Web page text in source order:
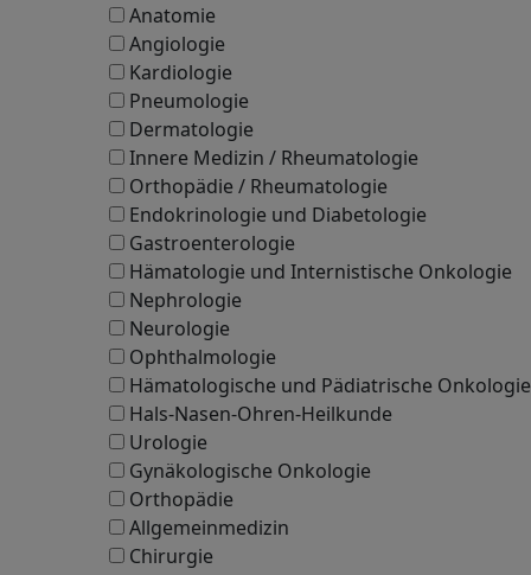
Anatomie
Angiologie
Kardiologie
Pneumologie
Dermatologie
Innere Medizin / Rheumatologie
Orthopädie / Rheumatologie
Endokrinologie und Diabetologie
Gastroenterologie
Hämatologie und Internistische Onkologie
Nephrologie
Neurologie
Ophthalmologie
Hämatologische und Pädiatrische Onkologie
Hals-Nasen-Ohren-Heilkunde
Urologie
Gynäkologische Onkologie
Orthopädie
Allgemeinmedizin
Chirurgie